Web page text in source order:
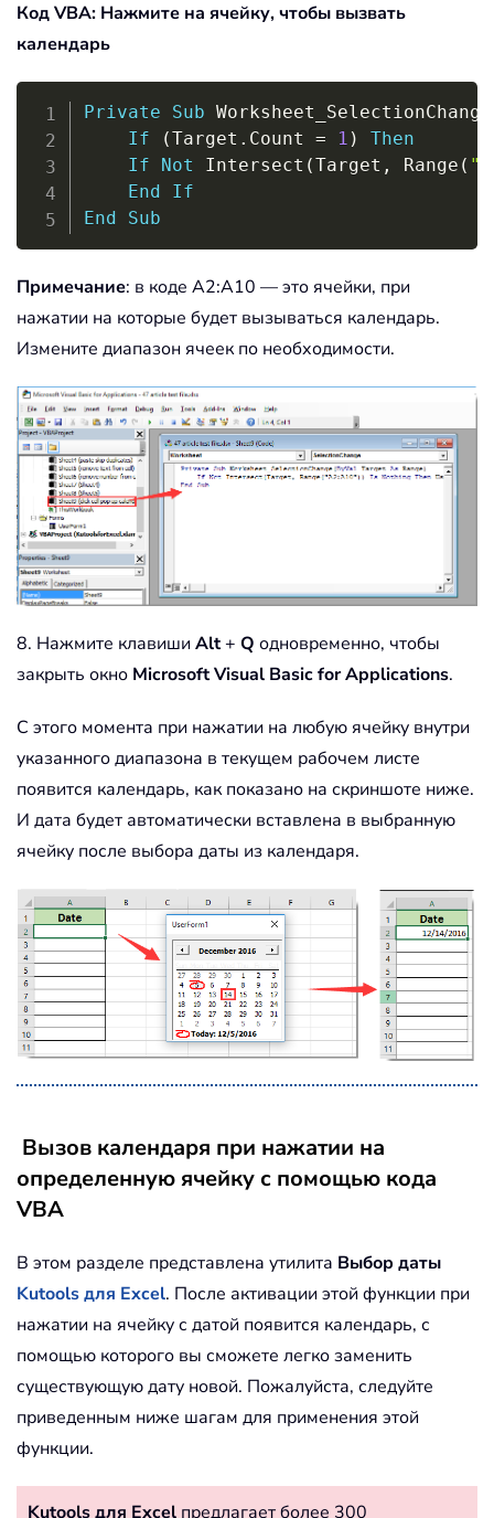
Код VBA: Нажмите на ячейку, чтобы вызвать
календарь
Private Sub Worksheet_SelectionChange
If
(Target . Count = 1 )
Then
If
Not Intersect (Target , Range (
End
If
End
Sub
Copy
Примечание: в коде A2:A10 — это ячейки, при
нажатии на которые будет вызываться календарь.
Измените диапазон ячеек по необходимости.
8. Нажмите клавиши Alt+ Q одновременно, чтобы
закрыть окно Microsoft Visual Basic for Applications.
С этого момента при нажатии на любую ячейку внутри
указанного диапазона в текущем рабочем листе
появится календарь, как показано на скриншоте ниже.
И дата будет автоматически вставлена в выбранную
ячейку после выбора даты из календаря.
Вызов календаря при нажатии на
определенную ячейку с помощью кода
VBA
В этом разделе представлена утилита Выбор даты
Kutools для Excel. После активации этой функции при
нажатии на ячейку с датой появится календарь, с
помощью которого вы сможете легко заменить
существующую дату новой. Пожалуйста, следуйте
приведенным ниже шагам для применения этой
функции.
Kutools для Excel предлагает более 300